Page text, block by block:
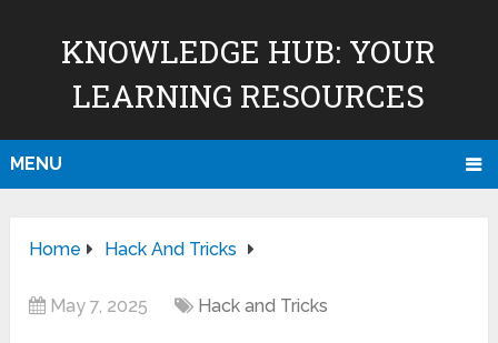
KNOWLEDGE HUB: YOUR
LEARNING RESOURCES
MENU
Home Hack And Tricks
May 7, 2025 Hack and Tricks